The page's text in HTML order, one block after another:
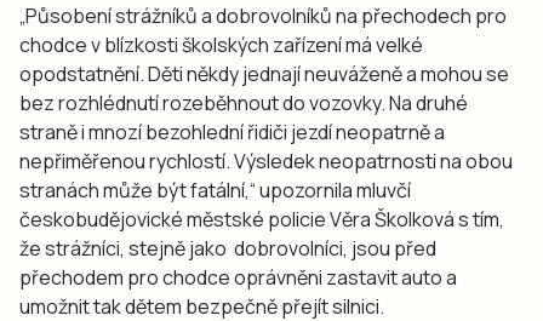
„Působení strážníků a dobrovolníků na přechodech pro
chodce v blízkosti školských zařízení má velké
opodstatnění. Děti někdy jednají neuváženě a mohou se
bez rozhlédnutí rozeběhnout do vozovky. Na druhé
straně i mnozí bezohlední řidiči jezdí neopatrně a
nepřiměřenou rychlostí. Výsledek neopatrnosti na obou
stranách může být fatální,“ upozornila mluvčí
českobudějovické městské policie Věra Školková s tím,
že strážníci, stejně jako dobrovolníci, jsou před
přechodem pro chodce oprávněni zastavit auto a
umožnit tak dětem bezpečně přejít silnici.